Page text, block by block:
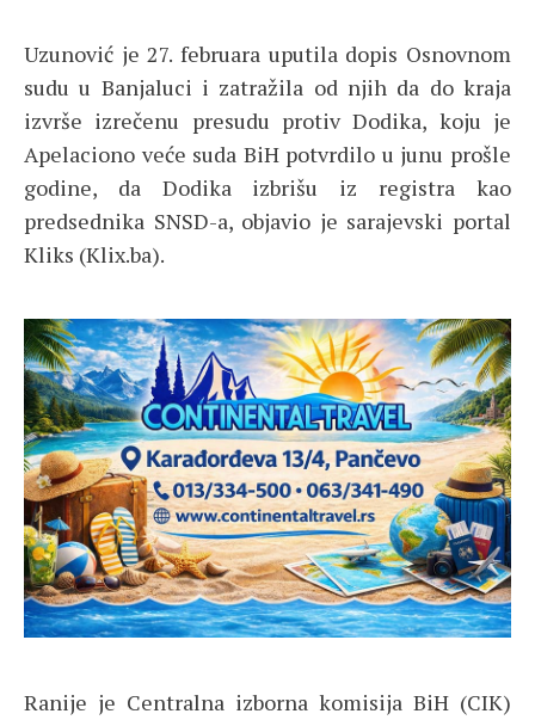
Uzunović je 27. februara uputila dopis Osnovnom
sudu u Banjaluci i zatražila od njih da do kraja
izvrše izrečenu presudu protiv Dodika, koju je
Apelaciono veće suda BiH potvrdilo u junu prošle
godine, da Dodika izbrišu iz registra kao
predsednika SNSD-a, objavio je sarajevski portal
Kliks (Klix.ba).
Ranije je Centralna izborna komisija BiH (CIK)